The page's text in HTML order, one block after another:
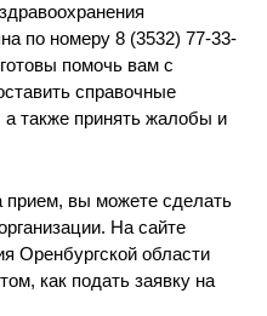
по номеру 8 (3532) 77-33-
помочь вам с
справочные
а также принять жалобы и
прием, вы можете сделать
На сайте
Оренбургской области
как подать заявку на